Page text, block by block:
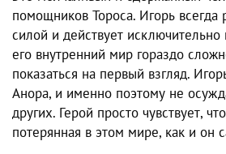
помощников Тороса. Игорь
силой и действует
его внутренний мир гораздо
показаться на первый взгляд.
Анора, и именно поэтому не
других. Герой просто чувствует,
потерянная в этом мире, как и он